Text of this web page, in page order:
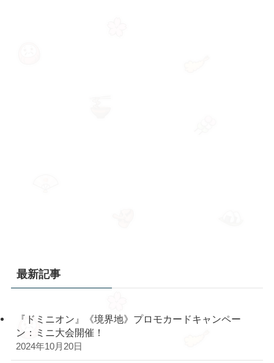
最新記事
『ドミニオン』《境界地》プロモカードキャンペー
ン：ミニ大会開催！
2024年10月20日